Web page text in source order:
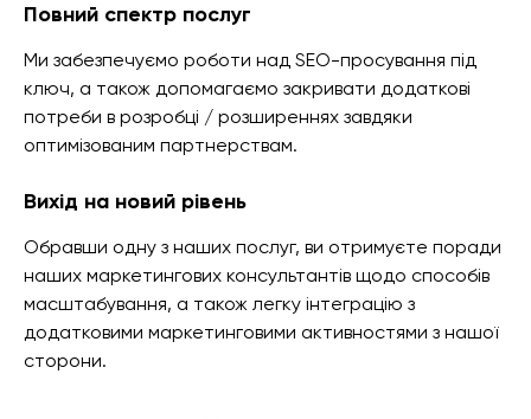
Повний спектр послуг
Ми забезпечуємо роботи над SEO-просування під
ключ, а також допомагаємо закривати додаткові
потреби в розробці / розширеннях завдяки
оптимізованим партнерствам.
Вихід на новий рівень
Обравши одну з наших послуг, ви отримуєте поради
наших маркетингових консультантів щодо способів
масштабування, а також легку інтеграцію з
додатковими маркетинговими активностями з нашої
сторони.